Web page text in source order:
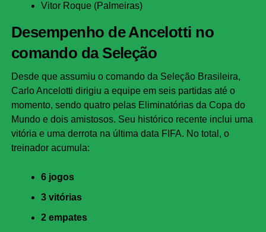
Vitor Roque (Palmeiras)
Desempenho de Ancelotti no
comando da Seleção
Desde que assumiu o comando da Seleção Brasileira,
Carlo Ancelotti dirigiu a equipe em seis partidas até o
momento, sendo quatro pelas Eliminatórias da Copa do
Mundo e dois amistosos. Seu histórico recente inclui uma
vitória e uma derrota na última data FIFA. No total, o
treinador acumula:
6 jogos
3 vitórias
2 empates